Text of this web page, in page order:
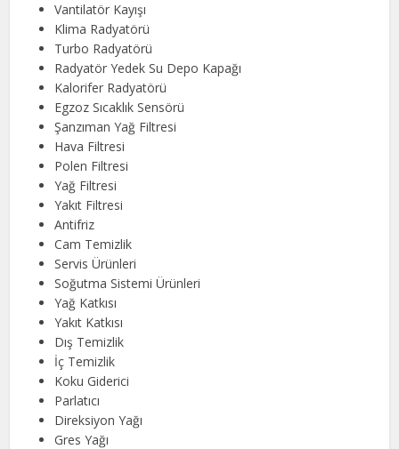
Vantilatör Kayışı
Klima Radyatörü
Turbo Radyatörü
Radyatör Yedek Su Depo Kapağı
Kalorifer Radyatörü
Egzoz Sıcaklık Sensörü
Şanzıman Yağ Filtresi
Hava Filtresi
Polen Filtresi
Yağ Filtresi
Yakıt Filtresi
Antifriz
Cam Temizlik
Servis Ürünleri
Soğutma Sistemi Ürünleri
Yağ Katkısı
Yakıt Katkısı
Dış Temizlik
İç Temizlik
Koku Giderici
Parlatıcı
Direksiyon Yağı
Gres Yağı